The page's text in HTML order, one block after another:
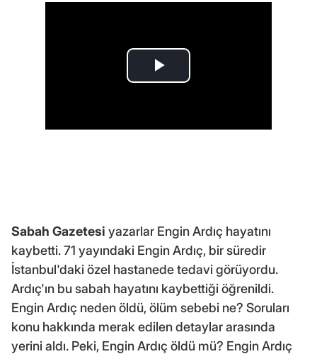
Sabah Gazetesi yazarlar Engin Ardıç hayatını
kaybetti. 71 yayındaki Engin Ardıç, bir süredir
İstanbul'daki özel hastanede tedavi görüyordu.
Ardıç'ın bu sabah hayatını kaybettiği öğrenildi.
Engin Ardıç neden öldü, ölüm sebebi ne? Soruları
konu hakkında merak edilen detaylar arasında
yerini aldı. Peki, Engin Ardıç öldü mü? Engin Ardıç